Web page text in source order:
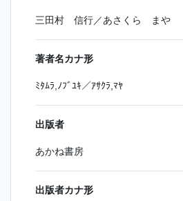
三田村 信行／あさくら まや
著者名カナ形
ﾐﾀﾑﾗ,ﾉﾌﾞﾕｷ／ｱｻｸﾗ,ﾏﾔ
出版者
あかね書房
出版者カナ形